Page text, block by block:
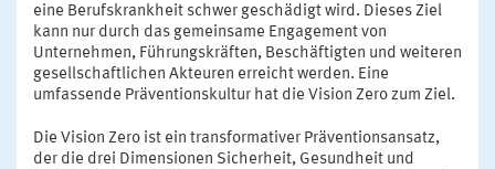
eine Berufskrankheit schwer geschädigt wird. Dieses Ziel
kann nur durch das gemeinsame Engagement von
Unternehmen, Führungskräften, Beschäftigten und weiteren
gesellschaftlichen Akteuren erreicht werden. Eine
umfassende Präventionskultur hat die Vision Zero zum Ziel.
Die Vision Zero ist ein transformativer Präventionsansatz,
der die drei Dimensionen Sicherheit, Gesundheit und